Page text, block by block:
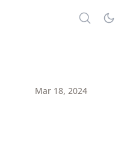
Mar 18, 2024